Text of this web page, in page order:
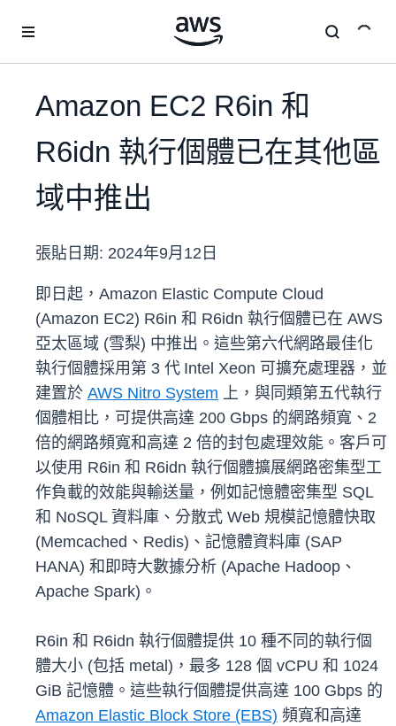
Amazon EC2 R6in 和
R6idn 執行個體已在其他區
域中推出
張貼日期: 2024年9月12日
即日起，Amazon Elastic Compute Cloud
(Amazon EC2) R6in 和 R6idn 執行個體已在 AWS
亞太區域 (雪梨) 中推出。這些第六代網路最佳化
執行個體採用第 3 代 Intel Xeon 可擴充處理器，並
建置於 AWS Nitro System 上，與同類第五代執行
個體相比，可提供高達 200 Gbps 的網路頻寬、2
倍的網路頻寬和高達 2 倍的封包處理效能。客戶可
以使用 R6in 和 R6idn 執行個體擴展網路密集型工
作負載的效能與輸送量，例如記憶體密集型 SQL
和 NoSQL 資料庫、分散式 Web 規模記憶體快取
(Memcached、Redis)、記憶體資料庫 (SAP
HANA) 和即時大數據分析 (Apache Hadoop、
Apache Spark)。
R6in 和 R6idn 執行個體提供 10 種不同的執行個
體大小 (包括 metal)，最多 128 個 vCPU 和 1024
GiB 記憶體。這些執行個體提供高達 100 Gbps 的
Amazon Elastic Block Store (EBS) 頻寬和高達